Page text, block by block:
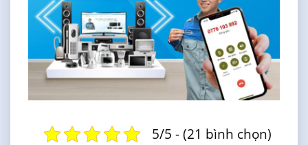
5/5 - (21 bình chọn)